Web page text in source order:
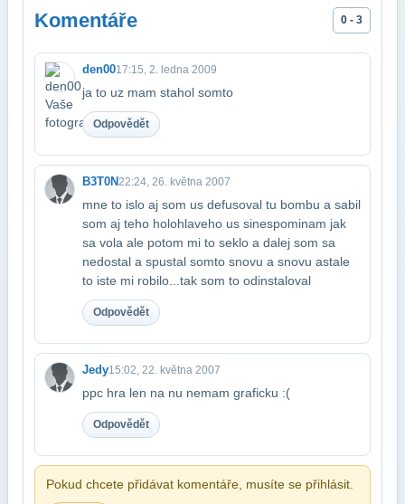
Komentáře 0 - 3
den0017:15, 2. ledna 2009
ja to uz mam stahol somto
Odpovědět
B3T0N22:24, 26. května 2007
mne to islo aj som us defusoval tu bombu a sabil
som aj teho holohlaveho us si​nespominam jak
sa vola ale potom mi to seklo a dalej som sa
nedostal a spustal som​to snovu a snovu astale
to iste mi robilo...tak som to odinstaloval
Odpovědět
Jedy15:02, 22. května 2007
ppc hra len na nu nemam graficku :(
Odpovědět
Pokud chcete přidávat komentáře, musíte se přihlásit.